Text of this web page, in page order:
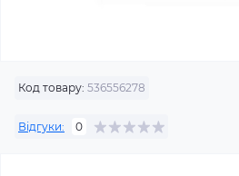
Код товару: 536556278
Відгуки: 0